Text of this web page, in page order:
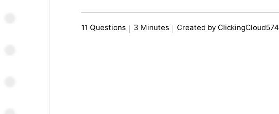
11 Questions 3 Minutes Created by ClickingCloud574